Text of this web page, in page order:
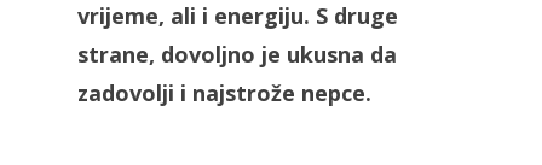
vrijeme, ali i energiju. S druge
strane, dovoljno je ukusna da
zadovolji i najstrože nepce.